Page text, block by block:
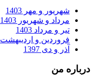
شهریور و مهر 1403
مرداد و شهریور 1403
تیر و مرداد 1403
فروردین و اردیبهشت 1402
آذر و دی 1397
درباره من